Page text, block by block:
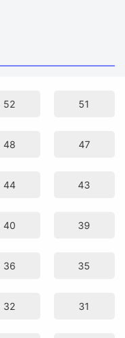
52 51
48 47
44 43
40 39
36 35
32 31